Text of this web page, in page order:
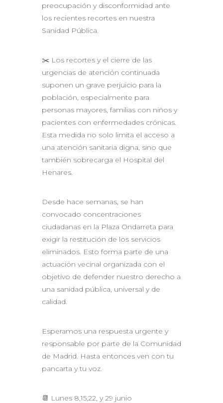
preocupación y disconformidad ante
los recientes recortes en nuestra
Sanidad Pública.
✂️ Los recortes y el cierre de las
urgencias de atención continuada
suponen un grave perjuicio para la
población, especialmente para
personas mayores, familias con niños y
pacientes con enfermedades crónicas.
Esta medida no solo limita el acceso a
una atención sanitaria digna, sino que
también sobrecarga el Hospital del
Henares.
Desde hace semanas, se han
convocado concentraciones
ciudadanas en la Plaza Ondarreta para
exigir la restitución de los servicios
eliminados. Esto forma parte de una
actuación vecinal organizada con el
objetivo de defender nuestro derecho a
una sanidad pública, universal y de
calidad.
Esperamos una respuesta urgente y
responsable por parte de la Comunidad
de Madrid. Hasta entonces ven con tu
pancarta y tu voz.
📆 Lunes 8,15,22, y 29 junio